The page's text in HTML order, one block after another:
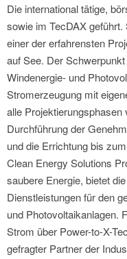
Die international tätige,
sowie im TecDAX
einer der erfahrensten
auf See. Der
Windenergie- und
Stromerzeugung mit
alle
Durchführung der
und die Errichtung bis
Clean Energy Solutions
saubere Energie, bietet
Dienstleistungen für den
und Photovoltaikanlagen.
Strom über Power-to-X-
gefragter Partner der